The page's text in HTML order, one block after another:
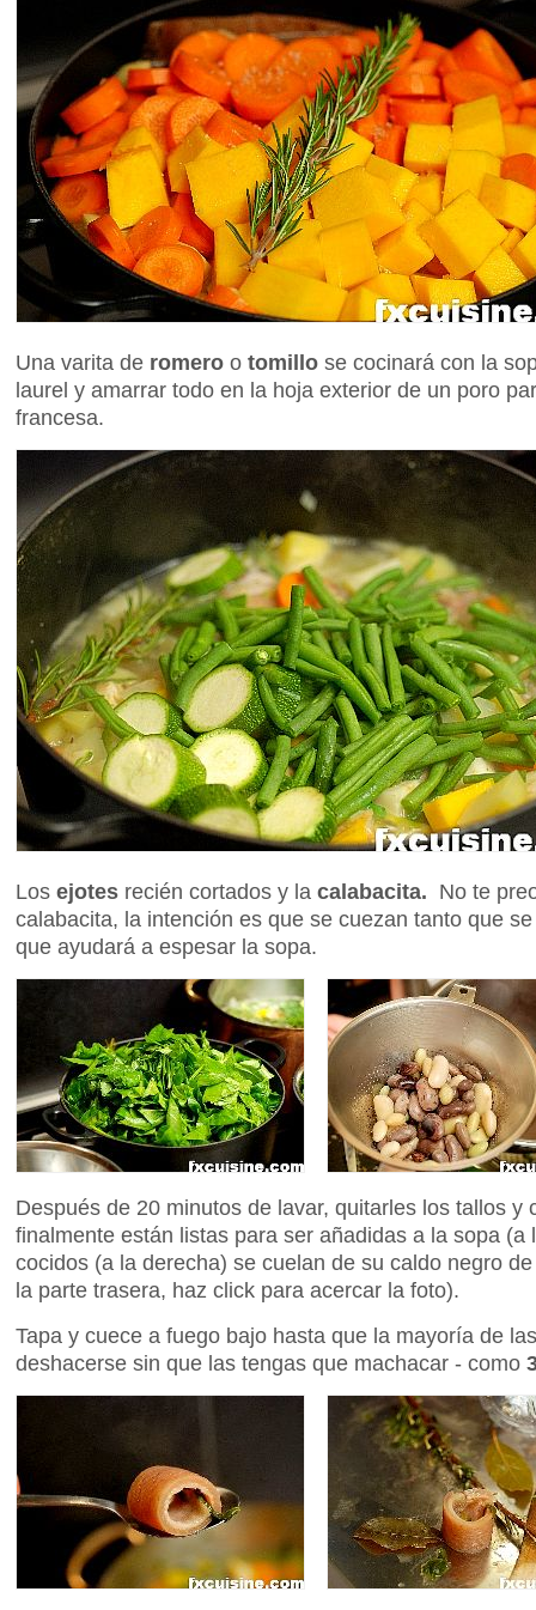
Una varita de romero o tomillo se cocinará con la
laurel y amarrar todo en la hoja exterior de un poro
francesa.
Los ejotes recién cortados y la calabacita. No te
calabacita, la intención es que se cuezan tanto que
que ayudará a espesar la sopa.
Después de 20 minutos de lavar, quitarles los tallos y
finalmente están listas para ser añadidas a la sopa
cocidos (a la derecha) se cuelan de su caldo negro
la parte trasera, haz click para acercar la foto).
Tapa y cuece a fuego bajo hasta que la mayoría de
deshacerse sin que las tengas que machacar - como